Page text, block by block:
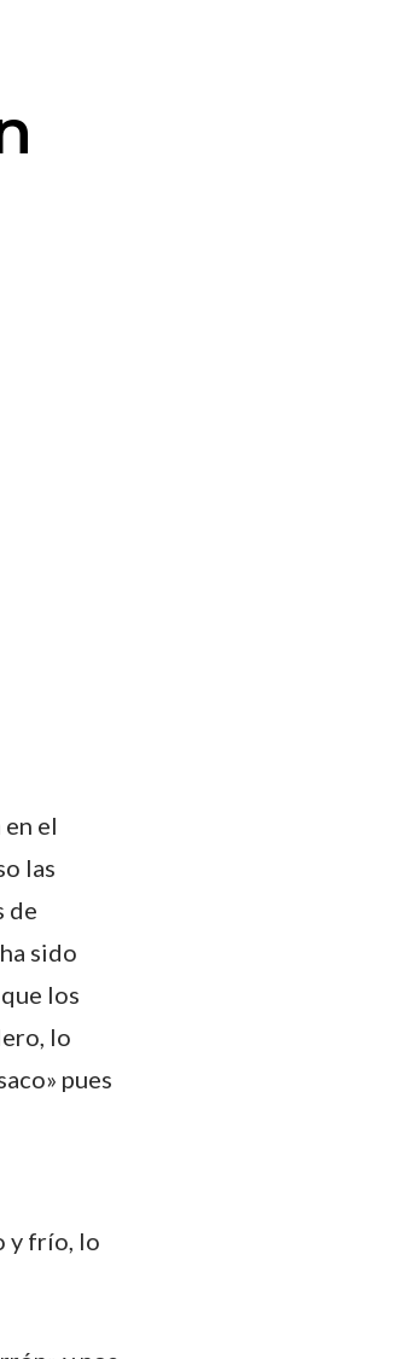
el
las
de
sido
los
lo
pues
y frío, lo